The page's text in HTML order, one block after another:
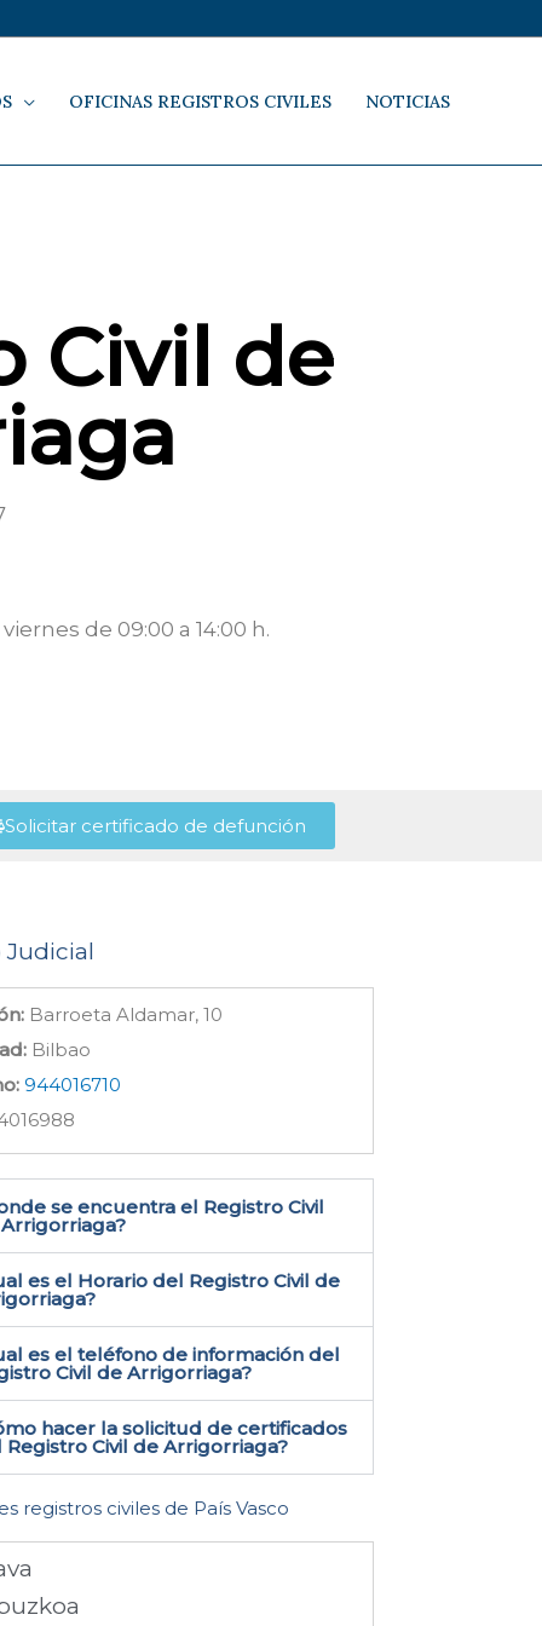
OFICINAS REGISTROS CIVILES NOTICIAS
Civil de
de 09:00 a 14:00 h.
Solicitar certificado de defunción
Judicial
Barroeta Aldamar, 10
Bilbao
944016710
se encuentra el Registro Civil
es el Horario del Registro Civil de
es el teléfono de información del
Civil de Arrigorriaga​?
hacer la solicitud de certificados
Registro Civil de Arrigorriaga​?
registros civiles de País Vasco